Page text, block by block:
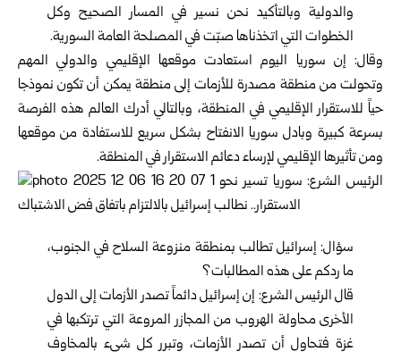
والدولية وبالتأكيد نحن نسير في المسار الصحيح وكل
الخطوات التي اتخذناها صبّت في المصلحة العامة السورية.
وقال: إن سوريا اليوم استعادت موقعها الإقليمي والدولي المهم
وتحولت من منطقة مصدرة للأزمات إلى منطقة يمكن أن تكون نموذجا
حياً للاستقرار الإقليمي في المنطقة، وبالتالي أدرك العالم هذه الفرصة
بسرعة كبيرة وبادل سوريا الانفتاح بشكل سريع للاستفادة من موقعها
ومن تأثيرها الإقليمي لإرساء دعائم الاستقرار في المنطقة.
سؤال: إسرائيل تطالب بمنطقة منزوعة السلاح في الجنوب،
ما ردكم على هذه المطالبات؟
قال الرئيس الشرع: إن إسرائيل دائماً تصدر الأزمات إلى الدول
الأخرى محاولة الهروب من المجازر المروعة التي ترتكبها في
غزة فتحاول أن تصدر الأزمات، وتبرر كل شيء بالمخاوف